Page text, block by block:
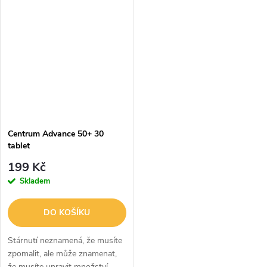
Centrum Advance 50+ 30
tablet
199 Kč
Skladem
DO KOŠÍKU
Stárnutí neznamená, že musíte
zpomalit, ale může znamenat,